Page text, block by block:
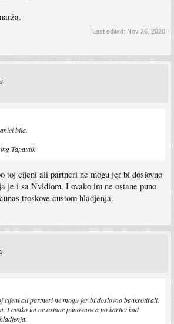
Last edited: Nov 26, 2020
bila.
Tapatalk
toj cijeni ali partneri ne mogu jer bi doslovno
je i sa Nvidiom. I ovako im ne ostane puno
troskove custom hladjenja.
cijeni ali partneri ne mogu jer bi doslovno bankrotirali.
I ovako im ne ostane puno novca po kartici kad